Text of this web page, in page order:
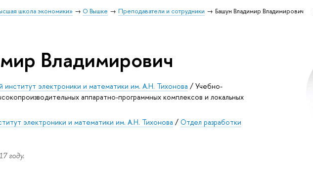
школа экономики» О Вышке Преподаватели и сотрудники Башун Владимир Владимирович
Владимирович
институт электроники и математики им. А.Н. Тихонова /Учебно-
аппаратно-программных комплексов и локальных
электроники и математики им. А.Н. Тихонова / Отдел разработки
году.